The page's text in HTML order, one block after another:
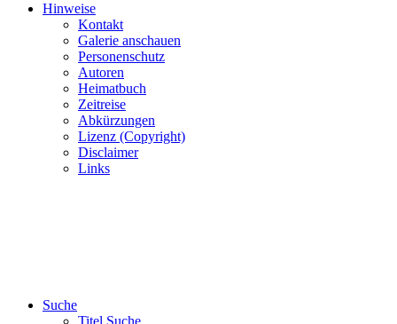
Hinweise
Kontakt
Galerie anschauen
Personenschutz
Autoren
Heimatbuch
Zeitreise
Abkürzungen
Lizenz (Copyright)
Disclaimer
Links
Suche
Titel Suche